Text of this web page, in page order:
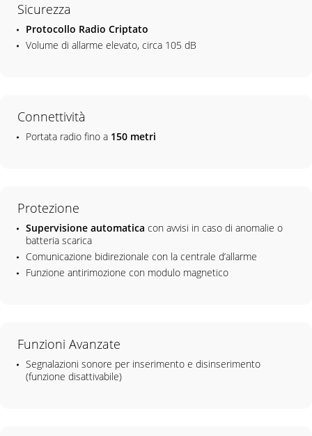
Sicurezza
Protocollo Radio Criptato
Volume di allarme elevato, circa 105 dB
Connettività
Portata radio fino a 150 metri
Protezione
Supervisione automatica con avvisi in caso di anomalie o
batteria scarica
Comunicazione bidirezionale con la centrale d’allarme
Funzione antirimozione con modulo magnetico
Funzioni Avanzate
Segnalazioni sonore per inserimento e disinserimento
(funzione disattivabile)